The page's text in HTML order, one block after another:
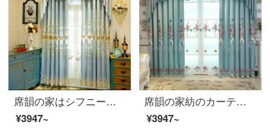
席韻の家はシフニールを紡いで透かして刺繍の客間の寝室の遮光のカーテンの窓の紗を編制して同じタイプの窓のカーテンを注文して作らせて広くて1メートル*高い2.7メートルの単価(韓のしわの針)を注文して高くなることができます。
¥3947~
席韻の家紡のカーテンは欧風の刺繍の遮光客間の寝室のカーテンをカスタマイズして広く1メートル*高さ2.7メートルの単価(ナノリング)を高くすることができます。
¥3947~